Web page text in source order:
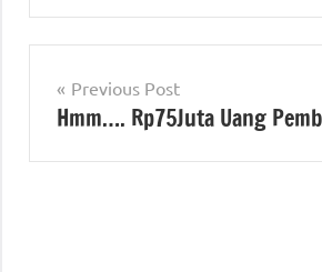
Post
navigation
Previous Post
Hmm…. Rp75Juta Uang